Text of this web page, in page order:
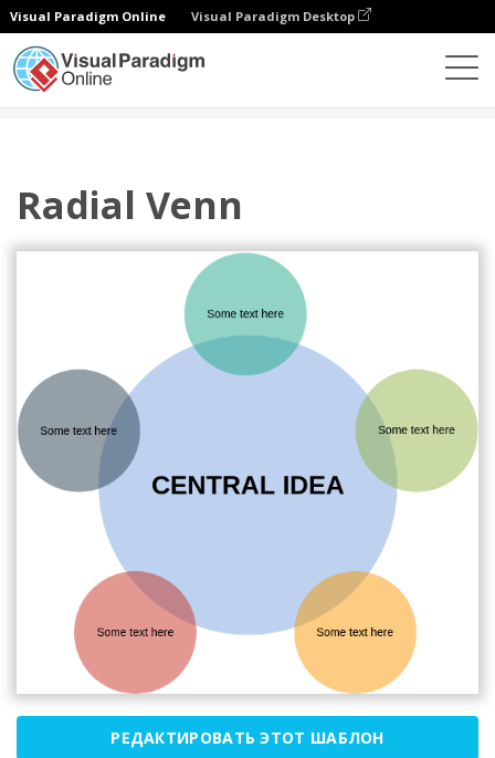
Visual Paradigm Online Visual Paradigm Desktop
Radial Venn
РЕДАКТИРОВАТЬ ЭТОТ ШАБЛОН